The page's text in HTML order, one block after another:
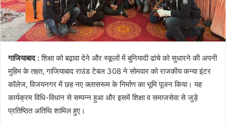
गाजियाबाद :शिक्षा को बढ़ावा देने और स्कूलों में बुनियादी ढांचे को सुधारने की अपनी
मुहिम के तहत, गाजियाबाद राउंड टेबल 308 ने सोमवार को राजकीय कन्या इंटर
कॉलेज, विजयनगर में छह नए क्लासरूम के निर्माण का भूमि पूजन किया। यह
कार्यक्रम विधि-विधान से सम्पन्न हुआ और इसमें शिक्षा व समाजसेवा से जुड़े
प्रतिष्ठित अतिथि शामिल हुए।